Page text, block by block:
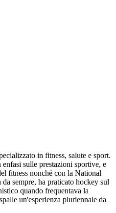
in fitness, salute e sport.
sulle prestazioni sportive, e
fitness nonché con la National
sempre, ha praticato hockey sul
quando frequentava la
un'esperienza pluriennale da